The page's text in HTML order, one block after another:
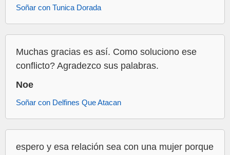
Soñar con Tunica Dorada
Muchas gracias es así. Como soluciono ese
conflicto? Agradezco sus palabras.
Noe
Soñar con Delfines Que Atacan
espero y esa relación sea con una mujer porque